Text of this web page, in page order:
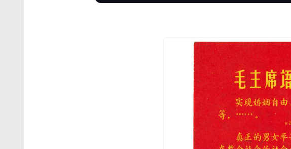
@老陈有话说
出生证明 ≠ 出生公证书：一本正经聊聊你可能
沟通精简化，更高效服务海外华人客户
如何办理加拿大使用的出生公证书